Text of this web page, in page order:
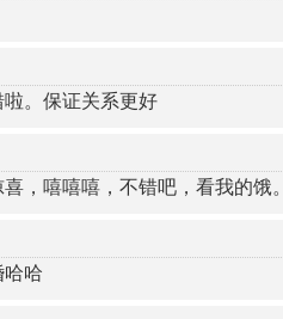
。保证关系更好
，嘻嘻嘻，不错吧，看我的饿
哈